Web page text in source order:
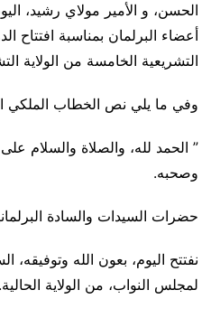
الحسن، و الأمير مولاي رشيد،
أعضاء البرلمان بمناسبة افتتاح
التشريعية الخامسة من الولاية
وفي ما يلي نص الخطاب الملكي
” الحمد لله، والصلاة والسلام
وصحبه.
حضرات السيدات والسادة
نفتتح اليوم، بعون الله وتوفيقه،
لمجلس النواب، من الولاية الحالية.